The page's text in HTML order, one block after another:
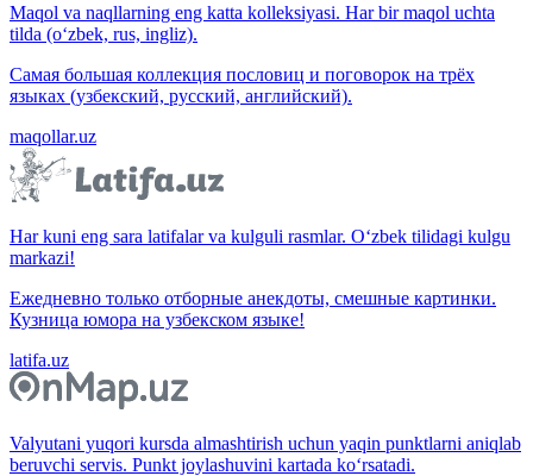
Maqol va naqllarning eng katta kolleksiyasi. Har bir maqol uchta
tilda (o‘zbek, rus, ingliz).
Самая большая коллекция пословиц и поговорок на трёх
языках (узбекский, русский, английский).
maqollar.uz
Har kuni eng sara latifalar va kulguli rasmlar. O‘zbek tilidagi kulgu
markazi!
Ежедневно только отборные анекдоты, смешные картинки.
Кузница юмора на узбекском языке!
latifa.uz
Valyutani yuqori kursda almashtirish uchun yaqin punktlarni aniqlab
beruvchi servis. Punkt joylashuvini kartada ko‘rsatadi.